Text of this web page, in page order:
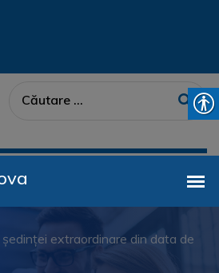
extraordinare din data de